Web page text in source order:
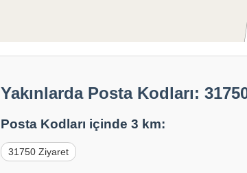
Yakınlarda Posta Kodları:
Posta Kodları içinde 3 km:
31750 Ziyaret